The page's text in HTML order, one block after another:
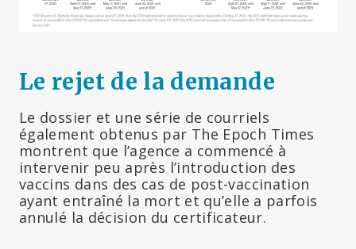
Le rejet de la demande
Le dossier et une série de courriels
également obtenus par The Epoch Times
montrent que l’agence a commencé à
intervenir peu après l’introduction des
vaccins dans des cas de post-vaccination
ayant entraîné la mort et qu’elle a parfois
annulé la décision du certificateur.